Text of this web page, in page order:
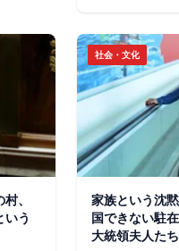
、
う
社会・文化
家族という沈
国できない駐
大統領夫人たち